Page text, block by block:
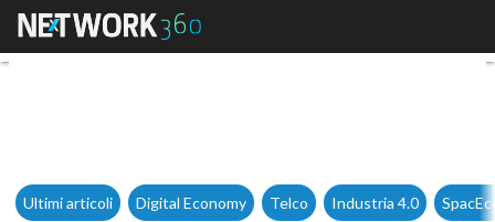
Nicita (Agcom): “Sfruttare
Ultimi articoli Digital Economy Telco Industria 4.0